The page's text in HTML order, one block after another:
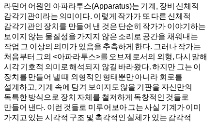
라틴어 어원인 아파라투스(Apparatus)는 기계, 장비 신체적
감각기관이라는 의미이다. 이렇게 작가가 또 다른 신체적
감각기관인 장치를 만들어 낸 것은 단순히 작가가 이야기하는
보이지 않는 물질성을 가지지 않은 소리로 공간을 채워내는
작업 그 이상의 의미가 있음을 추측하게 한다. 그러나 작가는
처음부터 그의 <아파라투스>를 오브제로서의 외형, 다시 말해
시각 기호적 의미로 해석되지 않길 바라왔다. 하지만 그는 이
장치를 만들어 낼 때 외형적인 형태뿐만 아니라 회로를
설계하고, 기계 속에 담겨 보이지도 않을 기판을 자신만의
독특한 방식으로 장치 자체를 철저하게 독창적인 것들로
만들어 낸다. 이런 것들로 미루어보아 그는 사실 기계가 이미
가지고 있는 시각적 구조 및 촉각적인 실체가 있는 감각적